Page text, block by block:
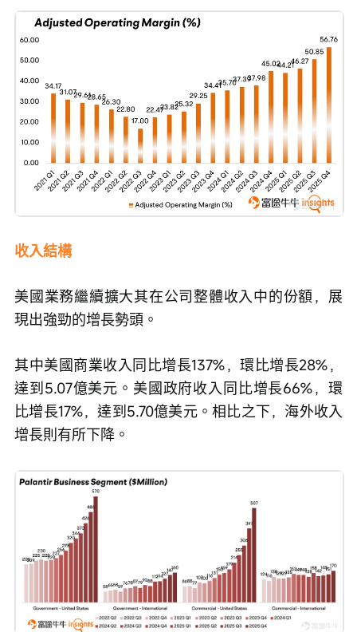
收入結構
美國業務繼續擴大其在公司整體收入中的份額，展
現出強勁的增長勢頭。
其中美國商業收入同比增長137%，環比增長28%，
達到5.07億美元。美國政府收入同比增長66%，環
比增長17%，達到5.70億美元。相比之下，海外收入
增長則有所下降。